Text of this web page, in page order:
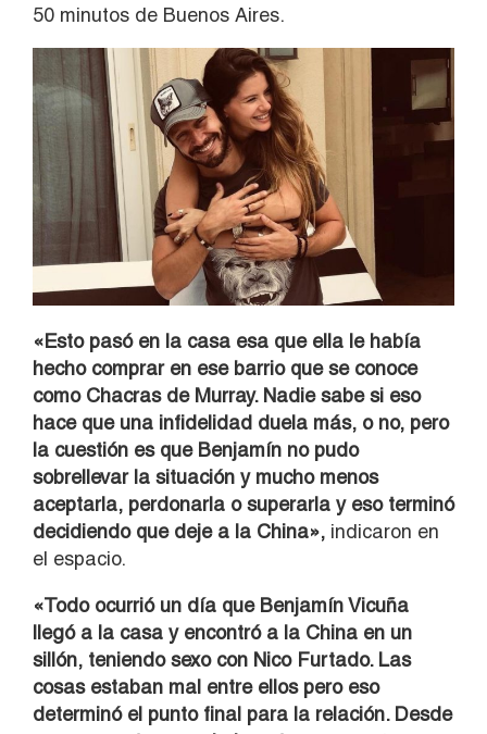
50 minutos de Buenos Aires.
«Esto pasó en la casa esa que ella le había
hecho comprar en ese barrio que se conoce
como Chacras de Murray. Nadie sabe si eso
hace que una infidelidad duela más, o no, pero
la cuestión es que Benjamín no pudo
sobrellevar la situación y mucho menos
aceptarla, perdonarla o superarla y eso terminó
decidiendo que deje a la China», indicaron en
el espacio.
«Todo ocurrió un día que Benjamín Vicuña
llegó a la casa y encontró a la China en un
sillón, teniendo sexo con Nico Furtado. Las
cosas estaban mal entre ellos pero eso
determinó el punto final para la relación. Desde